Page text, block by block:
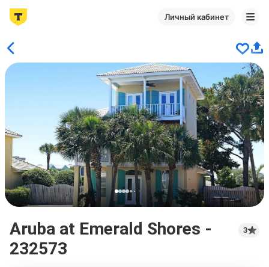
Личный кабинет
Aruba at Emerald Shores -
232573
3